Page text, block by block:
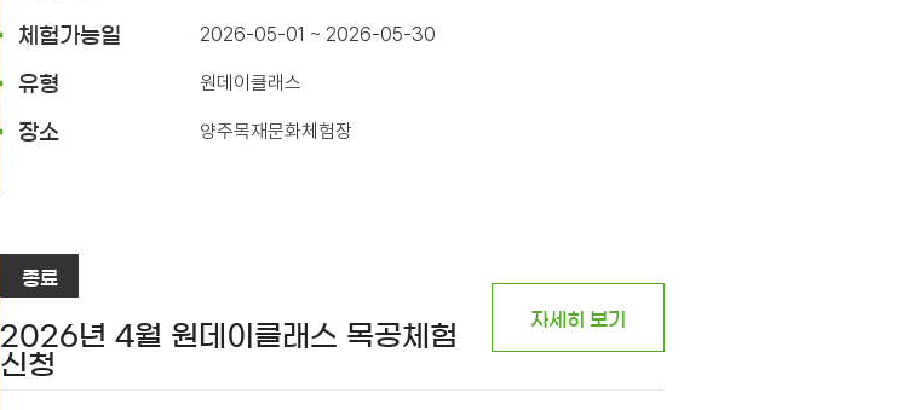
체험가능일 2026-05-01 ~ 2026-05-30
유형 원데이클래스
장소 양주목재문화체험장
종료
2026년 4월 원데이클래스 목공체험
신청
자세히 보기